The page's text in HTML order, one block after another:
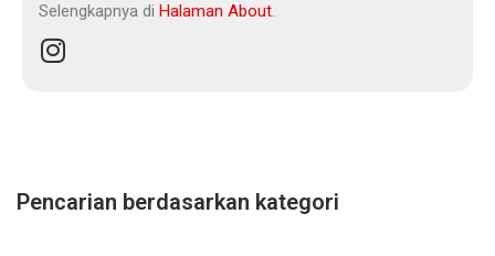
Selengkapnya di Halaman About.
Pencarian berdasarkan kategori